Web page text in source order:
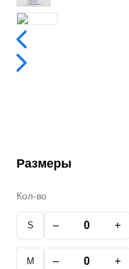
Размеры
Кол-во
S – +
M – +